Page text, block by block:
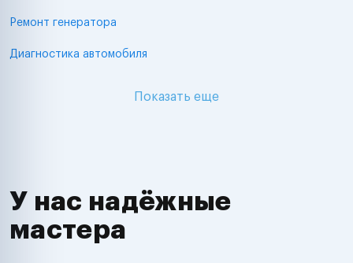
Ремонт генератора
Диагностика автомобиля
Показать еще
У нас надёжные
мастера